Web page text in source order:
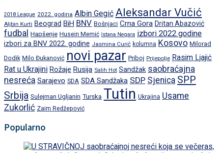
2018 League 2022. godina Albin Gegić Aleksandar Vučić
Aljbin Kurti Beograd BiH BNV Bošnjaci Crna Gora Dritan Abazović
fudbal Hapšenje Husein Memić Istana Negara izbori 2022.godine
izbori za BNV 2022. godine Jasmina Curić kolumna Kosovo Milorad
Dodik Milo Đukanović novi pazar Priboj Prijepolje Rasim Ljajić
Rat u Ukrajini Rožaje Rusija Salih Hot Sandžak saobraćajna
nesreća Sarajevo SDA SDA Sandžaka SDP Sjenica SPP
Srbija Sulejman Ugljanin Turska Tutin Ukrajina Usame
Zukorlić Zaim Redžepović
Popularno